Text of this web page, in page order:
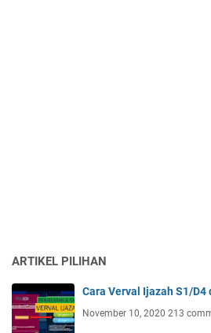
ARTIKEL PILIHAN
Cara Verval Ijazah S1/D4
November 10, 2020 213